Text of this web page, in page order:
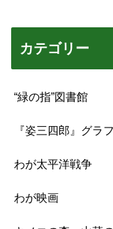
カテゴリー
“緑の指”図書館
『姿三四郎』グラ
わが太平洋戦争
わが映画